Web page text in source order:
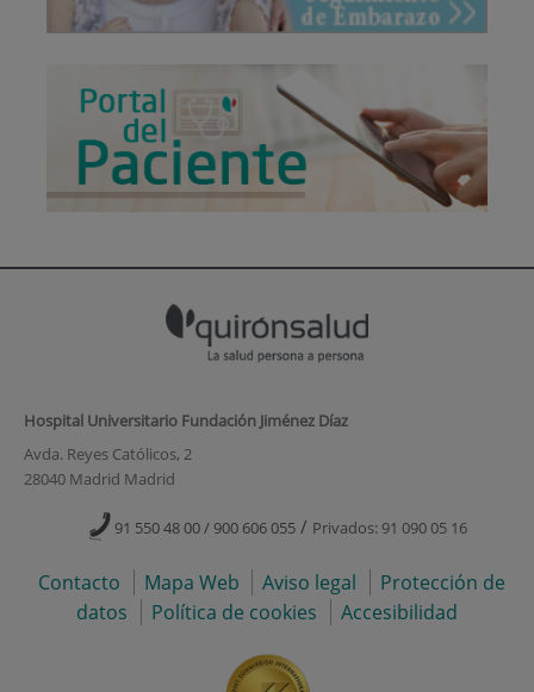
Hospital Universitario Fundación Jiménez Díaz
Avda. Reyes Católicos, 2
28040 Madrid Madrid
91 550 48 00 / 900 606 055 / Privados: 91 090 05 16
Contacto Mapa Web Aviso legal
Protección de
datos
Política de cookies Accesibilidad